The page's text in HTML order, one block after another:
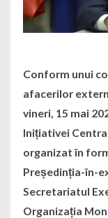
Conform unui
afacerilor
vineri, 15 mai
Inițiativei
organizat în
Președinția-în-
Secretariatul
Organizația